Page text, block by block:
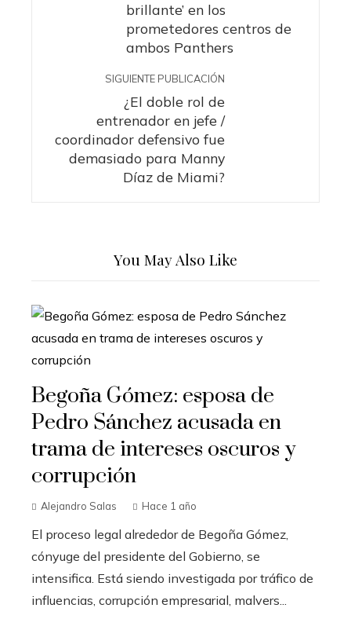
brillante’ en los
prometedores centros de
ambos Panthers
SIGUIENTE PUBLICACIÓN
¿El doble rol de
entrenador en jefe /
coordinador defensivo fue
demasiado para Manny
Díaz de Miami?
You May Also Like
Begoña Gómez: esposa de
Pedro Sánchez acusada en
trama de intereses oscuros y
corrupción
Alejandro Salas Hace 1 año
El proceso legal alrededor de Begoña Gómez,
cónyuge del presidente del Gobierno, se
intensifica. Está siendo investigada por tráfico de
influencias, corrupción empresarial, malvers...